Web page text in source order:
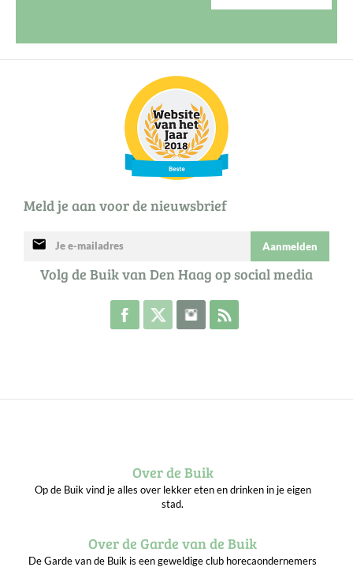
Meld je aan voor de nieuwsbrief
mail Aanmelden
Volg de Buik van Den Haag op social media
Volg de Buik op Facebook
Volg de Buik op Twitter
Volg de Buik op Instagram
Over de Buik
Op de Buik vind je alles over lekker eten en drinken in je eigen
stad.
Over de Garde van de Buik
De Garde van de Buik is een geweldige club horecaondernemers